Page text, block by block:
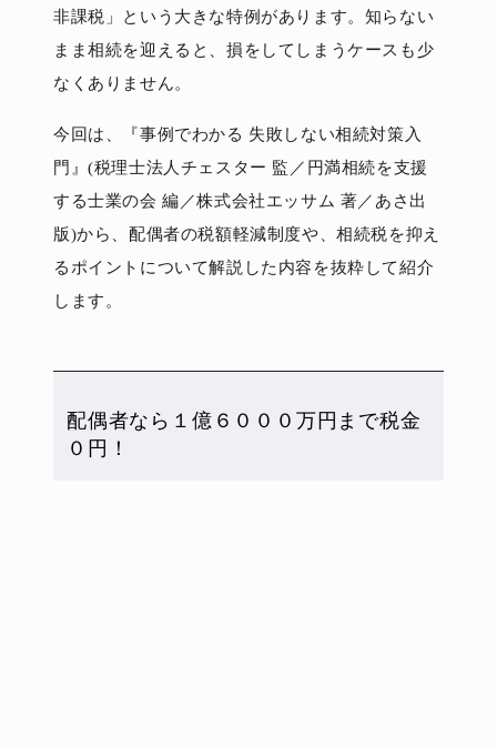
非課税」という大きな特例があります。知らない
まま相続を迎えると、損をしてしまうケースも少
なくありません。
今回は、『事例でわかる 失敗しない相続対策入
門』(税理士法人チェスター 監／円満相続を支援
する士業の会 編／株式会社エッサム 著／あさ出
版)から、配偶者の税額軽減制度や、相続税を抑え
るポイントについて解説した内容を抜粋して紹介
します。
配偶者なら１億６０００万円まで税金
０円！